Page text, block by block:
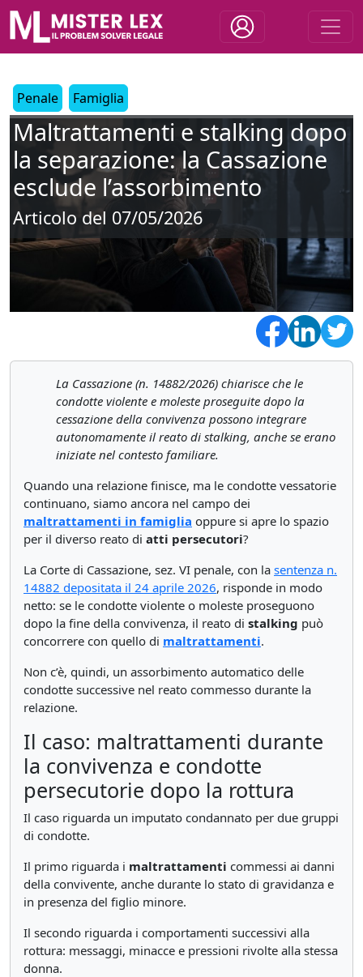
Penale Famiglia
Maltrattamenti e stalking dopo
la separazione: la Cassazione
esclude l’assorbimento
Articolo del 07/05/2026
La Cassazione (n. 14882/2026) chiarisce che le
condotte violente e moleste proseguite dopo la
cessazione della convivenza possono integrare
autonomamente il reato di stalking, anche se erano
iniziate nel contesto familiare.
Quando una relazione finisce, ma le condotte vessatorie
continuano, siamo ancora nel campo dei
maltrattamenti in famiglia oppure si apre lo spazio
per il diverso reato di atti persecutori?
La Corte di Cassazione, sez. VI penale, con la sentenza n.
14882 depositata il 24 aprile 2026, risponde in modo
netto: se le condotte violente o moleste proseguono
dopo la fine della convivenza, il reato di stalking può
concorrere con quello di maltrattamenti.
Non c’è, quindi, un assorbimento automatico delle
condotte successive nel reato commesso durante la
relazione.
Il caso: maltrattamenti durante
la convivenza e condotte
persecutorie dopo la rottura
Il caso riguarda un imputato condannato per due gruppi
di condotte.
Il primo riguarda i maltrattamenti commessi ai danni
della convivente, anche durante lo stato di gravidanza e
in presenza del figlio minore.
Il secondo riguarda i comportamenti successivi alla
rottura: messaggi, minacce e pressioni rivolte alla stessa
donna.